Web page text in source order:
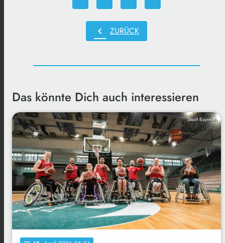
chevron_left ZURÜCK
Das könnte Dich auch interessieren
Stadt Bayreuth